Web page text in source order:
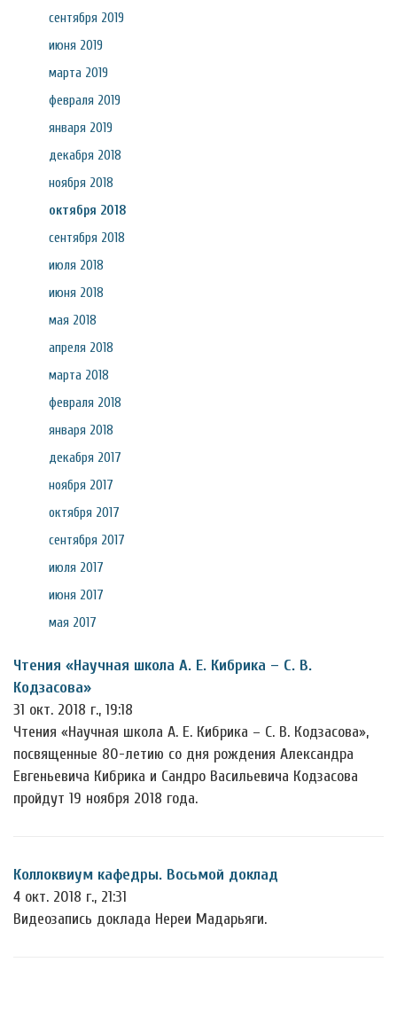
сентября 2019
июня 2019
марта 2019
февраля 2019
января 2019
декабря 2018
ноября 2018
октября 2018
сентября 2018
июля 2018
июня 2018
мая 2018
апреля 2018
марта 2018
февраля 2018
января 2018
декабря 2017
ноября 2017
октября 2017
сентября 2017
июля 2017
июня 2017
мая 2017
Чтения «Научная школа А. Е. Кибрика – С. В.
Кодзасова»
31 окт. 2018 г., 19:18
Чтения «Научная школа А. Е. Кибрика – С. В. Кодзасова»,
посвященные 80-летию со дня рождения Александра
Евгеньевича Кибрика и Сандро Васильевича Кодзасова
пройдут 19 ноября 2018 года.
Коллоквиум кафедры. Восьмой доклад
4 окт. 2018 г., 21:31
Видеозапись доклада Нереи Мадарьяги.